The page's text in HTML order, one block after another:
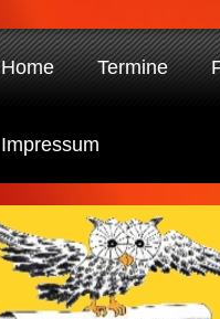
Home Termine
Impressum